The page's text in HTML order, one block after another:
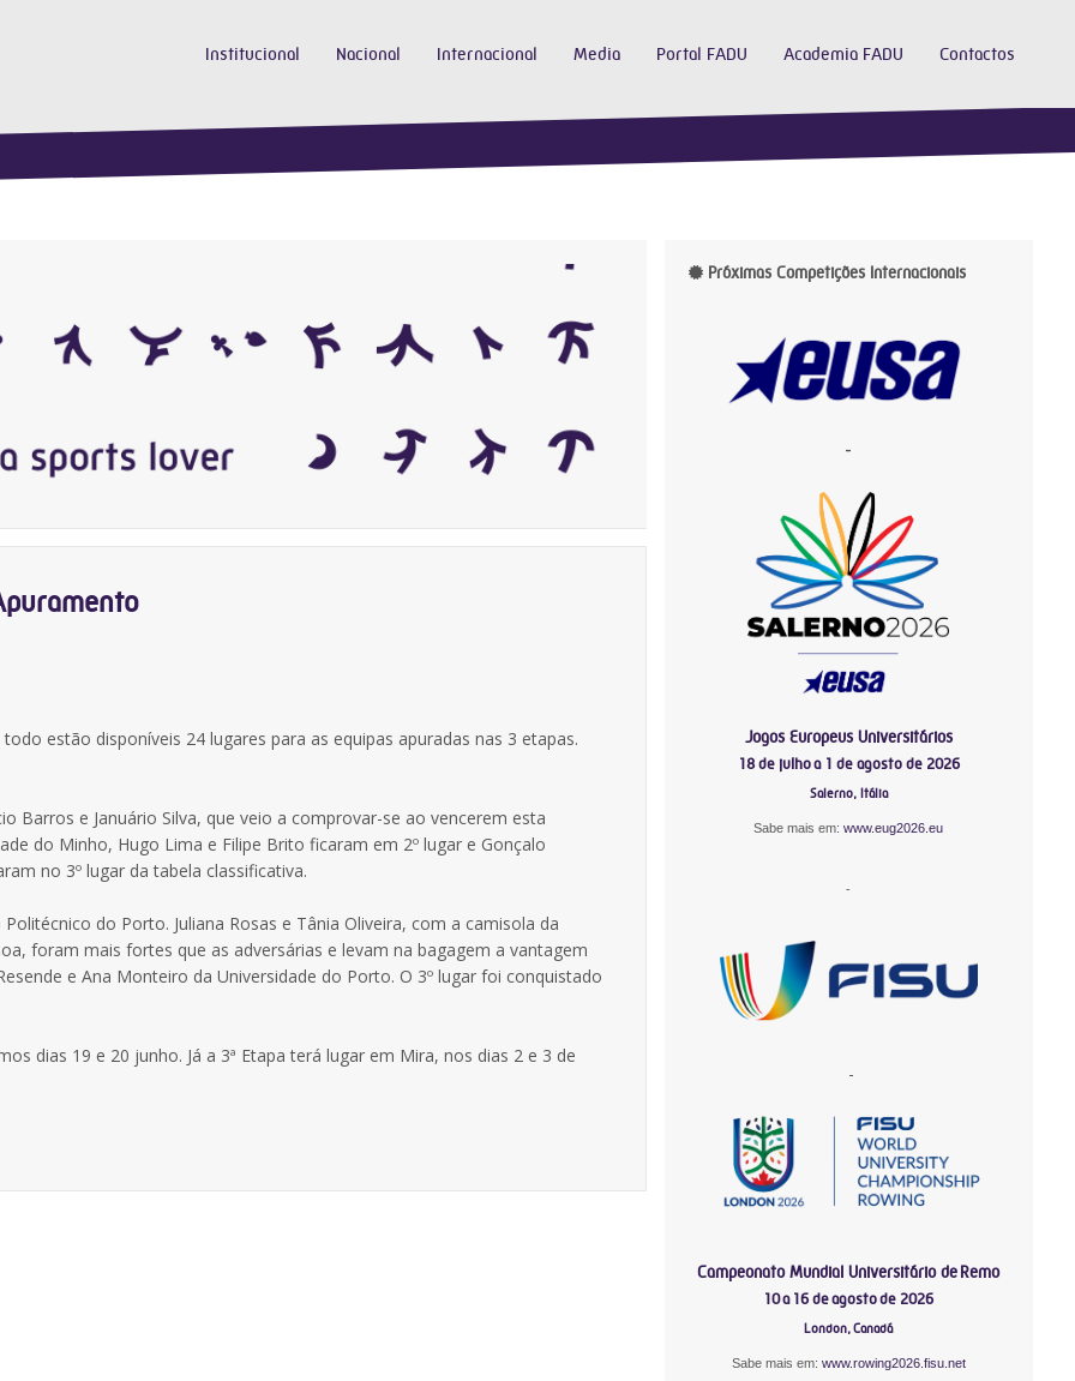
Institucional Nacional Internacional Media Portal FADU Academia FADU Contactos
estão disponíveis 24 lugares para as equipas apuradas nas 3 etapas.
Barros e Januário Silva, que veio a comprovar-se ao vencerem esta
do Minho, Hugo Lima e Filipe Brito ficaram em 2º lugar e Gonçalo
no 3º lugar da tabela classificativa.
do Porto. Juliana Rosas e Tânia Oliveira, com a camisola da
foram mais fortes que as adversárias e levam na bagagem a vantagem
e Ana Monteiro da Universidade do Porto. O 3º lugar foi conquistado
dias 19 e 20 junho. Já a 3ª Etapa terá lugar em Mira, nos dias 2 e 3 de
Próximas Competições Internacionais
-
Jogos Europeus Universitários
18 de julho a 1 de agosto de 2026
Salerno, Itália
Sabe mais em:www.eug2026.eu
-
-
Campeonato Mundial Universitário de Remo
10 a 16 de agosto de 2026
London, Canadá
Sabe mais em: www.rowing2026.fisu.net